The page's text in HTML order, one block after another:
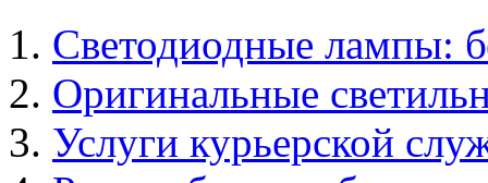
Светодиодные лампы:
Оригинальные
Услуги курьерской